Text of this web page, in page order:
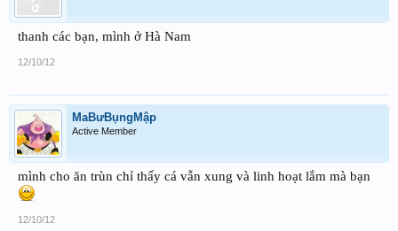
thanh các bạn, mình ở Hà Nam
12/10/12
MaBưBụngMập
Active Member
mình cho ăn trùn chỉ thấy cá vẫn xung và linh hoạt lắm mà bạn
12/10/12